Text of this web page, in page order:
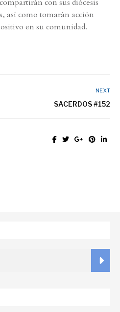
con sus diócesis
así como tomarán acción
en su comunidad.
NEXT
SACERDOS #152